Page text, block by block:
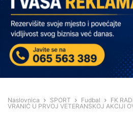
Naslovnica SPORT Fudbal
FK
VRANIĆ U PRVOJ VETERANSKOJ AKCIJI